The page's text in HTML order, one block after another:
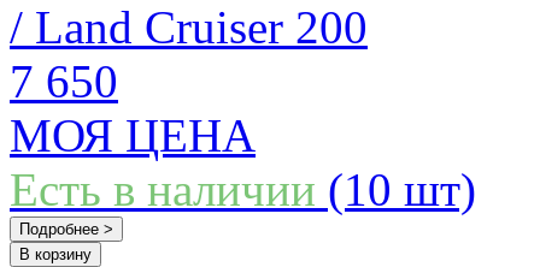
/ Land Cruiser 200
7 650
МОЯ ЦЕНА
Есть в наличии (10 шт)
Подробнее >
В корзину